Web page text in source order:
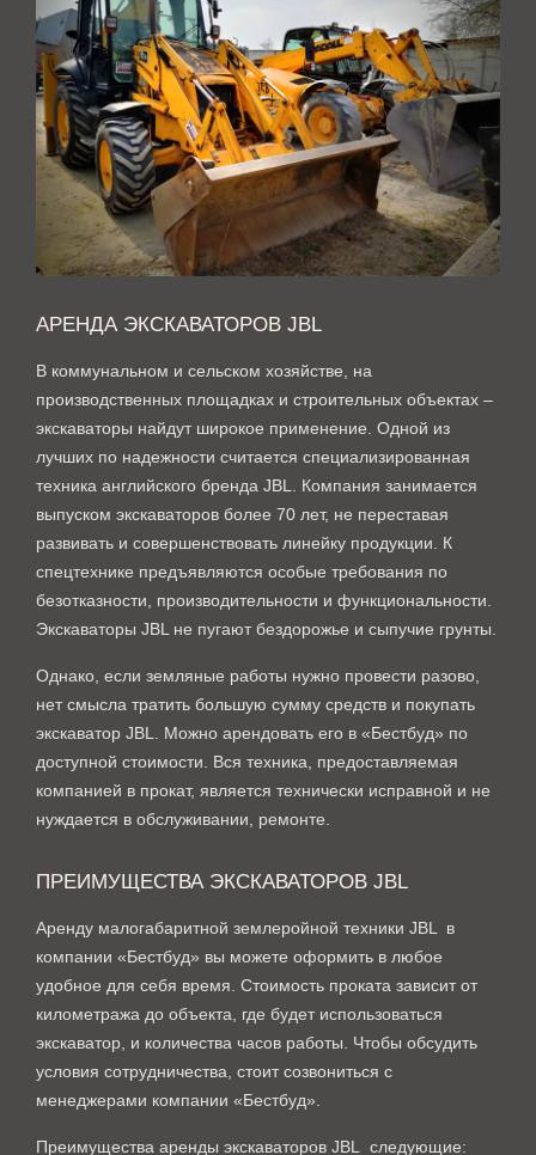
АРЕНДА ЭКСКАВАТОРОВ JBL
В коммунальном и сельском хозяйстве, на
производственных площадках и строительных объектах –
экскаваторы найдут широкое применение. Одной из
лучших по надежности считается специализированная
техника английского бренда JBL. Компания занимается
выпуском экскаваторов более 70 лет, не переставая
развивать и совершенствовать линейку продукции. К
спецтехнике предъявляются особые требования по
безотказности, производительности и функциональности.
Экскаваторы JBL не пугают бездорожье и сыпучие грунты.
Однако, если земляные работы нужно провести разово,
нет смысла тратить большую сумму средств и покупать
экскаватор JBL. Можно арендовать его в «Бестбуд» по
доступной стоимости. Вся техника, предоставляемая
компанией в прокат, является технически исправной и не
нуждается в обслуживании, ремонте.
ПРЕИМУЩЕСТВА ЭКСКАВАТОРОВ JBL
Аренду малогабаритной землеройной техники JBL в
компании «Бестбуд» вы можете оформить в любое
удобное для себя время. Стоимость проката зависит от
километража до объекта, где будет использоваться
экскаватор, и количества часов работы. Чтобы обсудить
условия сотрудничества, стоит созвониться с
менеджерами компании «Бестбуд».
Преимущества аренды экскаваторов JBL следующие: